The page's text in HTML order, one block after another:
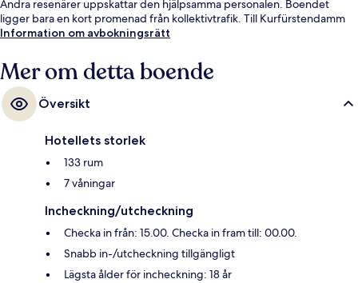
Andra resenärer uppskattar den hjälpsamma personalen. Boendet
ligger bara en kort promenad från kollektivtrafik. Till Kurfürstendamm
U-Bahn tar det 3 minuter att gå och till Augsburger Strasse U-Bahn är
Information om avbokningsrätt
Mer om detta boende
Översikt
Hotellets storlek
133 rum
7 våningar
Incheckning/utcheckning
Checka in från: 15.00. Checka in fram till: 00.00.
Snabb in-/utcheckning tillgängligt
Lägsta ålder för incheckning: 18 år